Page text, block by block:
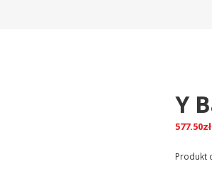
Y
577.50zł
Produkt